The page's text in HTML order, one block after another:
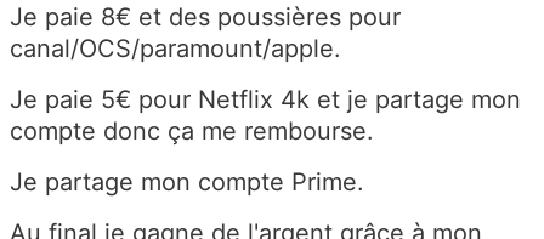
Je paie 8€ et des poussières pour
canal/OCS/paramount/apple.
Je paie 5€ pour Netflix 4k et je partage mon
compte donc ça me rembourse.
Je partage mon compte Prime.
Au final je gagne de l'argent grâce à mon